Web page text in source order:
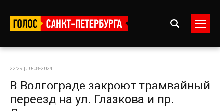
22:29 | 30-08-2024
В Волгограде закроют трамвайный
переезд на ул. Глазкова и пр.